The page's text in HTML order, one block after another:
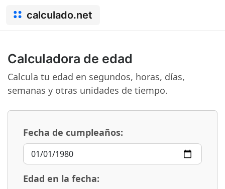
calculado.net
Calculadora de edad
Calcula tu edad en segundos, horas, días,
semanas y otras unidades de tiempo.
Fecha de cumpleaños:
Edad en la fecha: